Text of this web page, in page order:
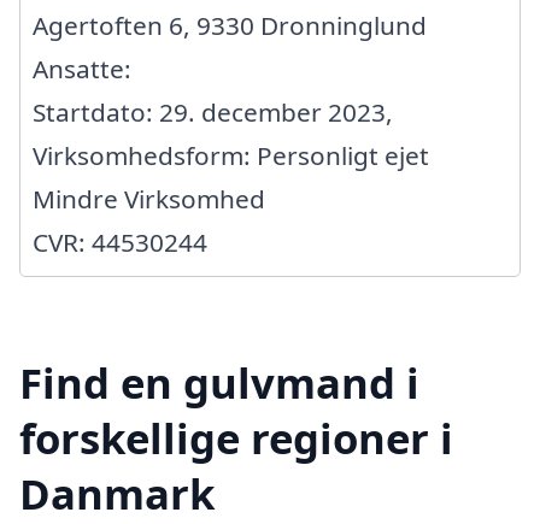
Agertoften 6, 9330 Dronninglund
Ansatte:
Startdato: 29. december 2023,
Virksomhedsform: Personligt ejet
Mindre Virksomhed
CVR: 44530244
Find en gulvmand i
forskellige regioner i
Danmark